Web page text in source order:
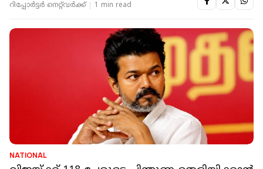
റിപ്പോർട്ടർ നെറ്റ്‌വര്‍ക്ക്‌ 1 min read
NATIONAL